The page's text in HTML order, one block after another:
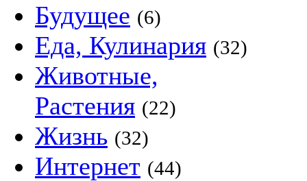
Будущее (6)
Еда, Кулинария (32)
Животные,
Растения (22)
Жизнь (32)
Интернет (44)